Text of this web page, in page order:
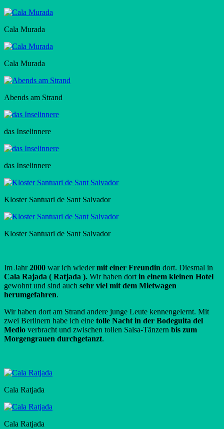
Cala Murada
Cala Murada
Abends am Strand
das Inselinnere
das Inselinnere
Kloster Santuari de Sant Salvador
Kloster Santuari de Sant Salvador
Im Jahr2000 war ich wiedermit einer Freundin dort. Diesmal in
Cala Rajada ( Ratjada ). Wir haben dort in einem kleinen Hotel
gewohnt und sind auch sehr viel mit dem Mietwagen
herumgefahren.
Wir haben dort am Strand andere junge Leute kennengelernt. Mit
zwei Berlinern habe ich eine tolle Nacht in der Bodeguita del
Medio verbracht und zwischen tollen Salsa-Tänzern bis zum
Morgengrauen durchgetanzt.
Cala Ratjada
Cala Ratjada